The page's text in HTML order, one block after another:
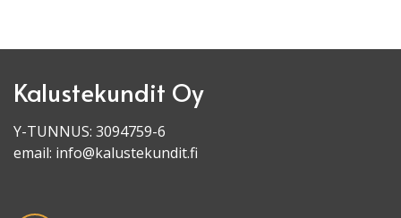
Kalustekundit Oy
Y-TUNNUS: 3094759-6
email: info@kalustekundit.fi